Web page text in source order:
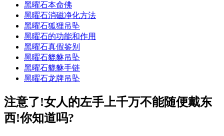
黑曜石本命佛
黑曜石消磁净化方法
黑曜石狐狸吊坠
黑曜石的功能和作用
黑曜石真假鉴别
黑曜石貔貅吊坠
黑曜石貔貅手链
黑曜石龙牌吊坠
注意了!女人的左手上千万不能随便戴东
西!你知道吗?